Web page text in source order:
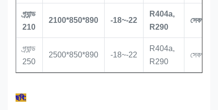
গ্র্যান্ড
210
2100*850*890 -18~-22
R404a,
R290
সেকপ
গ্র্যান্ড
250
2500*850*890 -18~-22
R404a,
R290
সেকপ
ছবি: